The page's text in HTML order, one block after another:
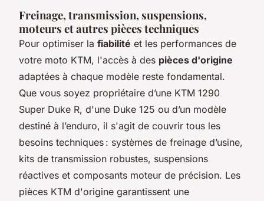
Freinage, transmission, suspensions,
moteurs et autres pièces techniques
Pour optimiser la fiabilité et les performances de
votre moto KTM, l'accès à des pièces d'origine
adaptées à chaque modèle reste fondamental.
Que vous soyez propriétaire d’une KTM 1290
Super Duke R, d'une Duke 125 ou d’un modèle
destiné à l’enduro, il s'agit de couvrir tous les
besoins techniques : systèmes de freinage d’usine,
kits de transmission robustes, suspensions
réactives et composants moteur de précision. Les
pièces KTM d'origine garantissent une